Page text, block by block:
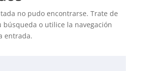
no pudo encontrarse. Trate de
búsqueda o utilice la navegación
entrada.